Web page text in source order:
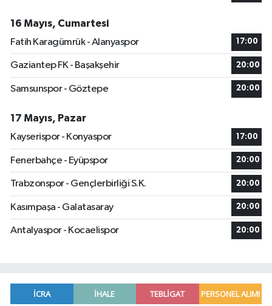
16 Mayıs, Cumartesi
Fatih Karagümrük - Alanyaspor
17:00
Gaziantep FK - Başakşehir 20:00
Samsunspor - Göztepe 20:00
17 Mayıs, Pazar
Kayserispor - Konyaspor
17:00
Fenerbahçe - Eyüpspor 20:00
Trabzonspor - Gençlerbirliği S.K. 20:00
Kasımpaşa - Galatasaray 20:00
Antalyaspor - Kocaelispor 20:00